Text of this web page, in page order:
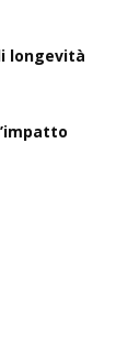
longevità